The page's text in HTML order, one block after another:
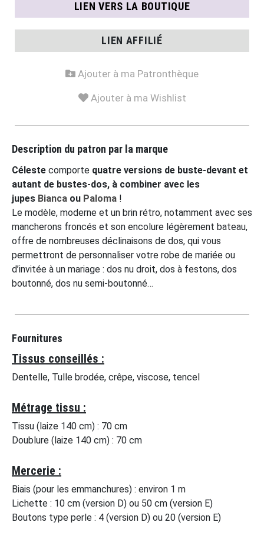
LIEN VERS LA BOUTIQUE
LIEN AFFILIÉ
Ajouter à ma Patronthèque
Ajouter à ma Wishlist
Description du patron par la marque
Céleste comporte quatre versions de buste-devant et
autant de bustes-dos, à combiner avec les
jupes Bianca ou Paloma !
Le modèle, moderne et un brin rétro, notamment avec ses
mancherons froncés et son encolure légèrement bateau,
offre de nombreuses déclinaisons de dos, qui vous
permettront de personnaliser votre robe de mariée ou
d’invitée à un mariage : dos nu droit, dos à festons, dos
boutonné, dos nu semi-boutonné…
Fournitures
Tissus conseillés :
Dentelle, Tulle brodée, crêpe, viscose, tencel
Métrage tissu :
Tissu (laize 140 cm) : 70 cm
Doublure (laize 140 cm) : 70 cm
Mercerie :
Biais (pour les emmanchures) : environ 1 m
Lichette : 10 cm (version D) ou 50 cm (version E)
Boutons type perle : 4 (version D) ou 20 (version E)